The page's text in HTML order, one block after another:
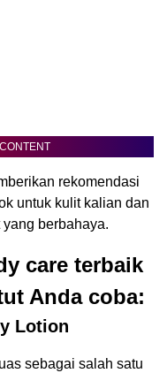
rekomendasi
untuk kulit kalian dan
berbahaya.
care terbaik
Anda coba:
Lotion
sebagai salah satu